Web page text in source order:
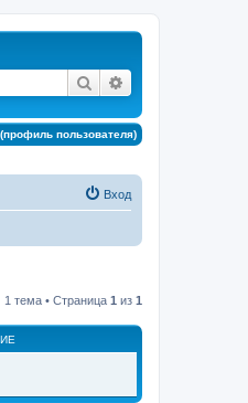
Поиск
пользователя)
Вход
1 тема • Страница 1 из 1